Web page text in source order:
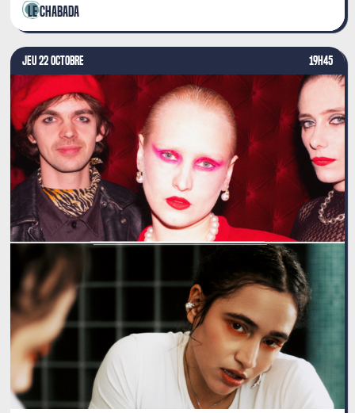
Le Chabada
JEU 22 OCTOBRE 19H45